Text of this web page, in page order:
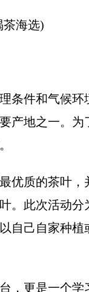
茶海选)
条件和气候
产地之一。
优质的茶叶
。此次活动
自己自家种
，更是一个